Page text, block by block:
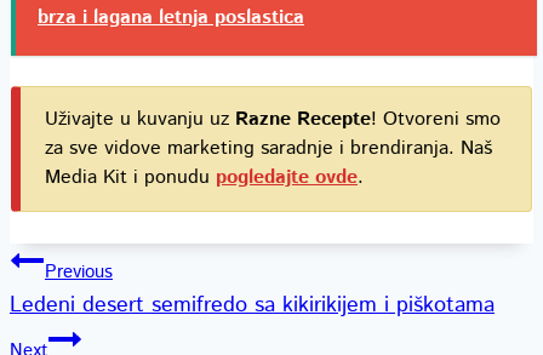
brza i lagana letnja poslastica
Uživajte u kuvanju uz Razne Recepte! Otvoreni smo
za sve vidove marketing saradnje i brendiranja. Naš
Media Kit i ponudu pogledajte ovde.
Kretanje
članka
Previous
Ledeni desert semifredo sa kikirikijem i piškotama